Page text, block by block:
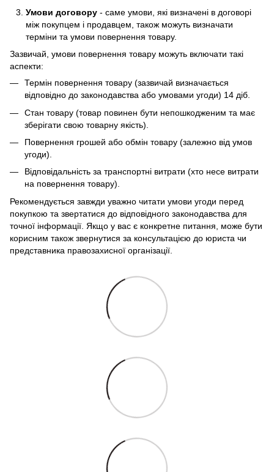
Умови договору - саме умови, які визначені в договорі
між покупцем і продавцем, також можуть визначати
терміни та умови повернення товару.
Зазвичай, умови повернення товару можуть включати такі
аспекти:
Термін повернення товару (зазвичай визначається
відповідно до законодавства або умовами угоди) 14 діб.
Стан товару (товар повинен бути непошкодженим та має
зберігати свою товарну якість).
Повернення грошей або обмін товару (залежно від умов
угоди).
Відповідальність за транспортні витрати (хто несе витрати
на повернення товару).
Рекомендується завжди уважно читати умови угоди перед
покупкою та звертатися до відповідного законодавства для
точної інформації. Якщо у вас є конкретне питання, може бути
корисним також звернутися за консультацією до юриста чи
представника правозахисної організації.